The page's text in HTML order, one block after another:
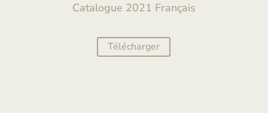
Catalogue 2021 Français
Télécharger